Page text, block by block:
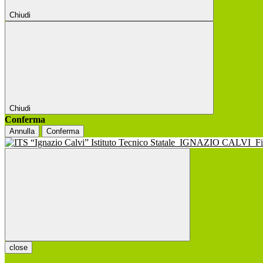
Chiudi
Chiudi
Conferma
Annulla Conferma
Istituto Tecnico Statale IGNAZIO CALVI
close